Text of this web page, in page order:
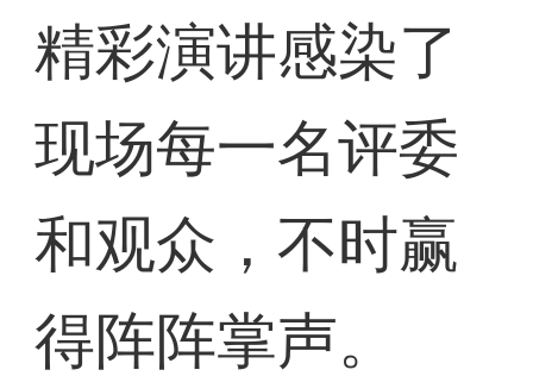
精彩演讲感染了
现场每一名评委
和观众，不时赢
得阵阵掌声。